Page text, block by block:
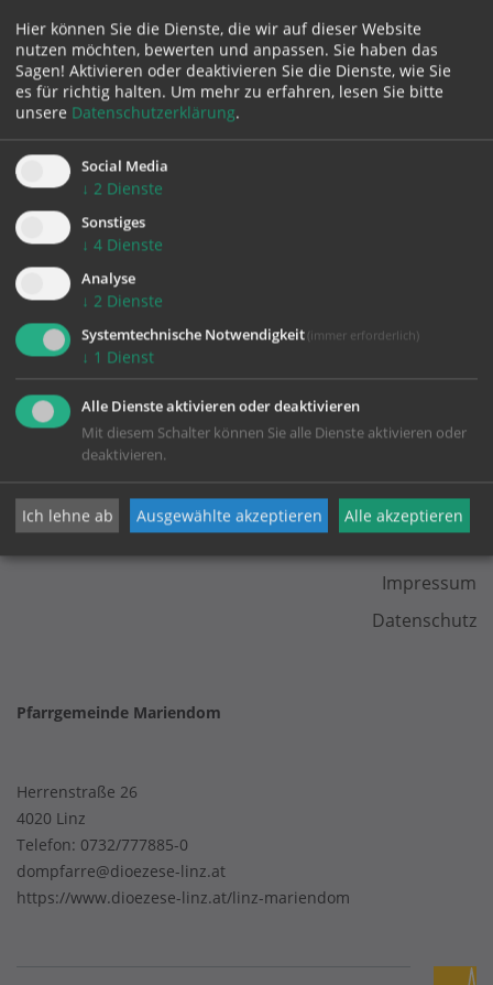
Karte:
Zustimmung erforderlich!
Bitte akzeptieren Sie
die Seite neu
KONTAKT
Impressum
Datenschutz
Pfarrgemeinde Mariendom
Herrenstraße 26
4020 Linz
Telefon: 0732/777885-0
dompfarre@dioezese-linz.at
https://www.dioezese-linz.at/linz-mariendom
Hier können Sie die Dienste, die wir auf dieser Website
nutzen möchten, bewerten und anpassen. Sie haben das
Sagen! Aktivieren oder deaktivieren Sie die Dienste, wie Sie
es für richtig halten. Um mehr zu erfahren, lesen Sie bitte
unsere Datenschutzerklärung.
Social Media
↓ 2 Dienste
Sonstiges
↓ 4 Dienste
Analyse
↓ 2 Dienste
Systemtechnische Notwendigkeit (immer erforderlich)
↓ 1 Dienst
Alle Dienste aktivieren oder deaktivieren
Mit diesem Schalter können Sie alle Dienste aktivieren oder
deaktivieren.
Ich lehne ab Ausgewählte akzeptieren Alle akzeptieren